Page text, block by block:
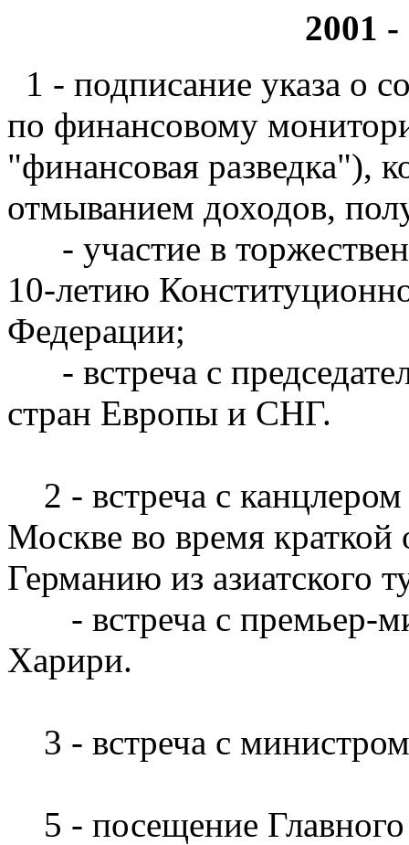
2001
1 - подписание указа о
по финансовому
"финансовая разведка"),
отмыванием доходов,
- участие в
10-летию
Федерации;
- встреча с
стран Европы и СНГ.
2 - встреча с
Москве во время краткой
Германию из азиатского
- встреча с премьер-
Харири.
3 - встреча с
5 - посещение Главного